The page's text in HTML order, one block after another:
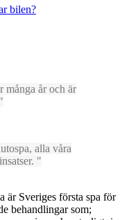
bilen?
många år och är
alla våra
är Sveriges första spa för
behandlingar som;